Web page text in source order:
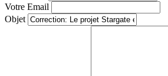
Votre Email
Objet